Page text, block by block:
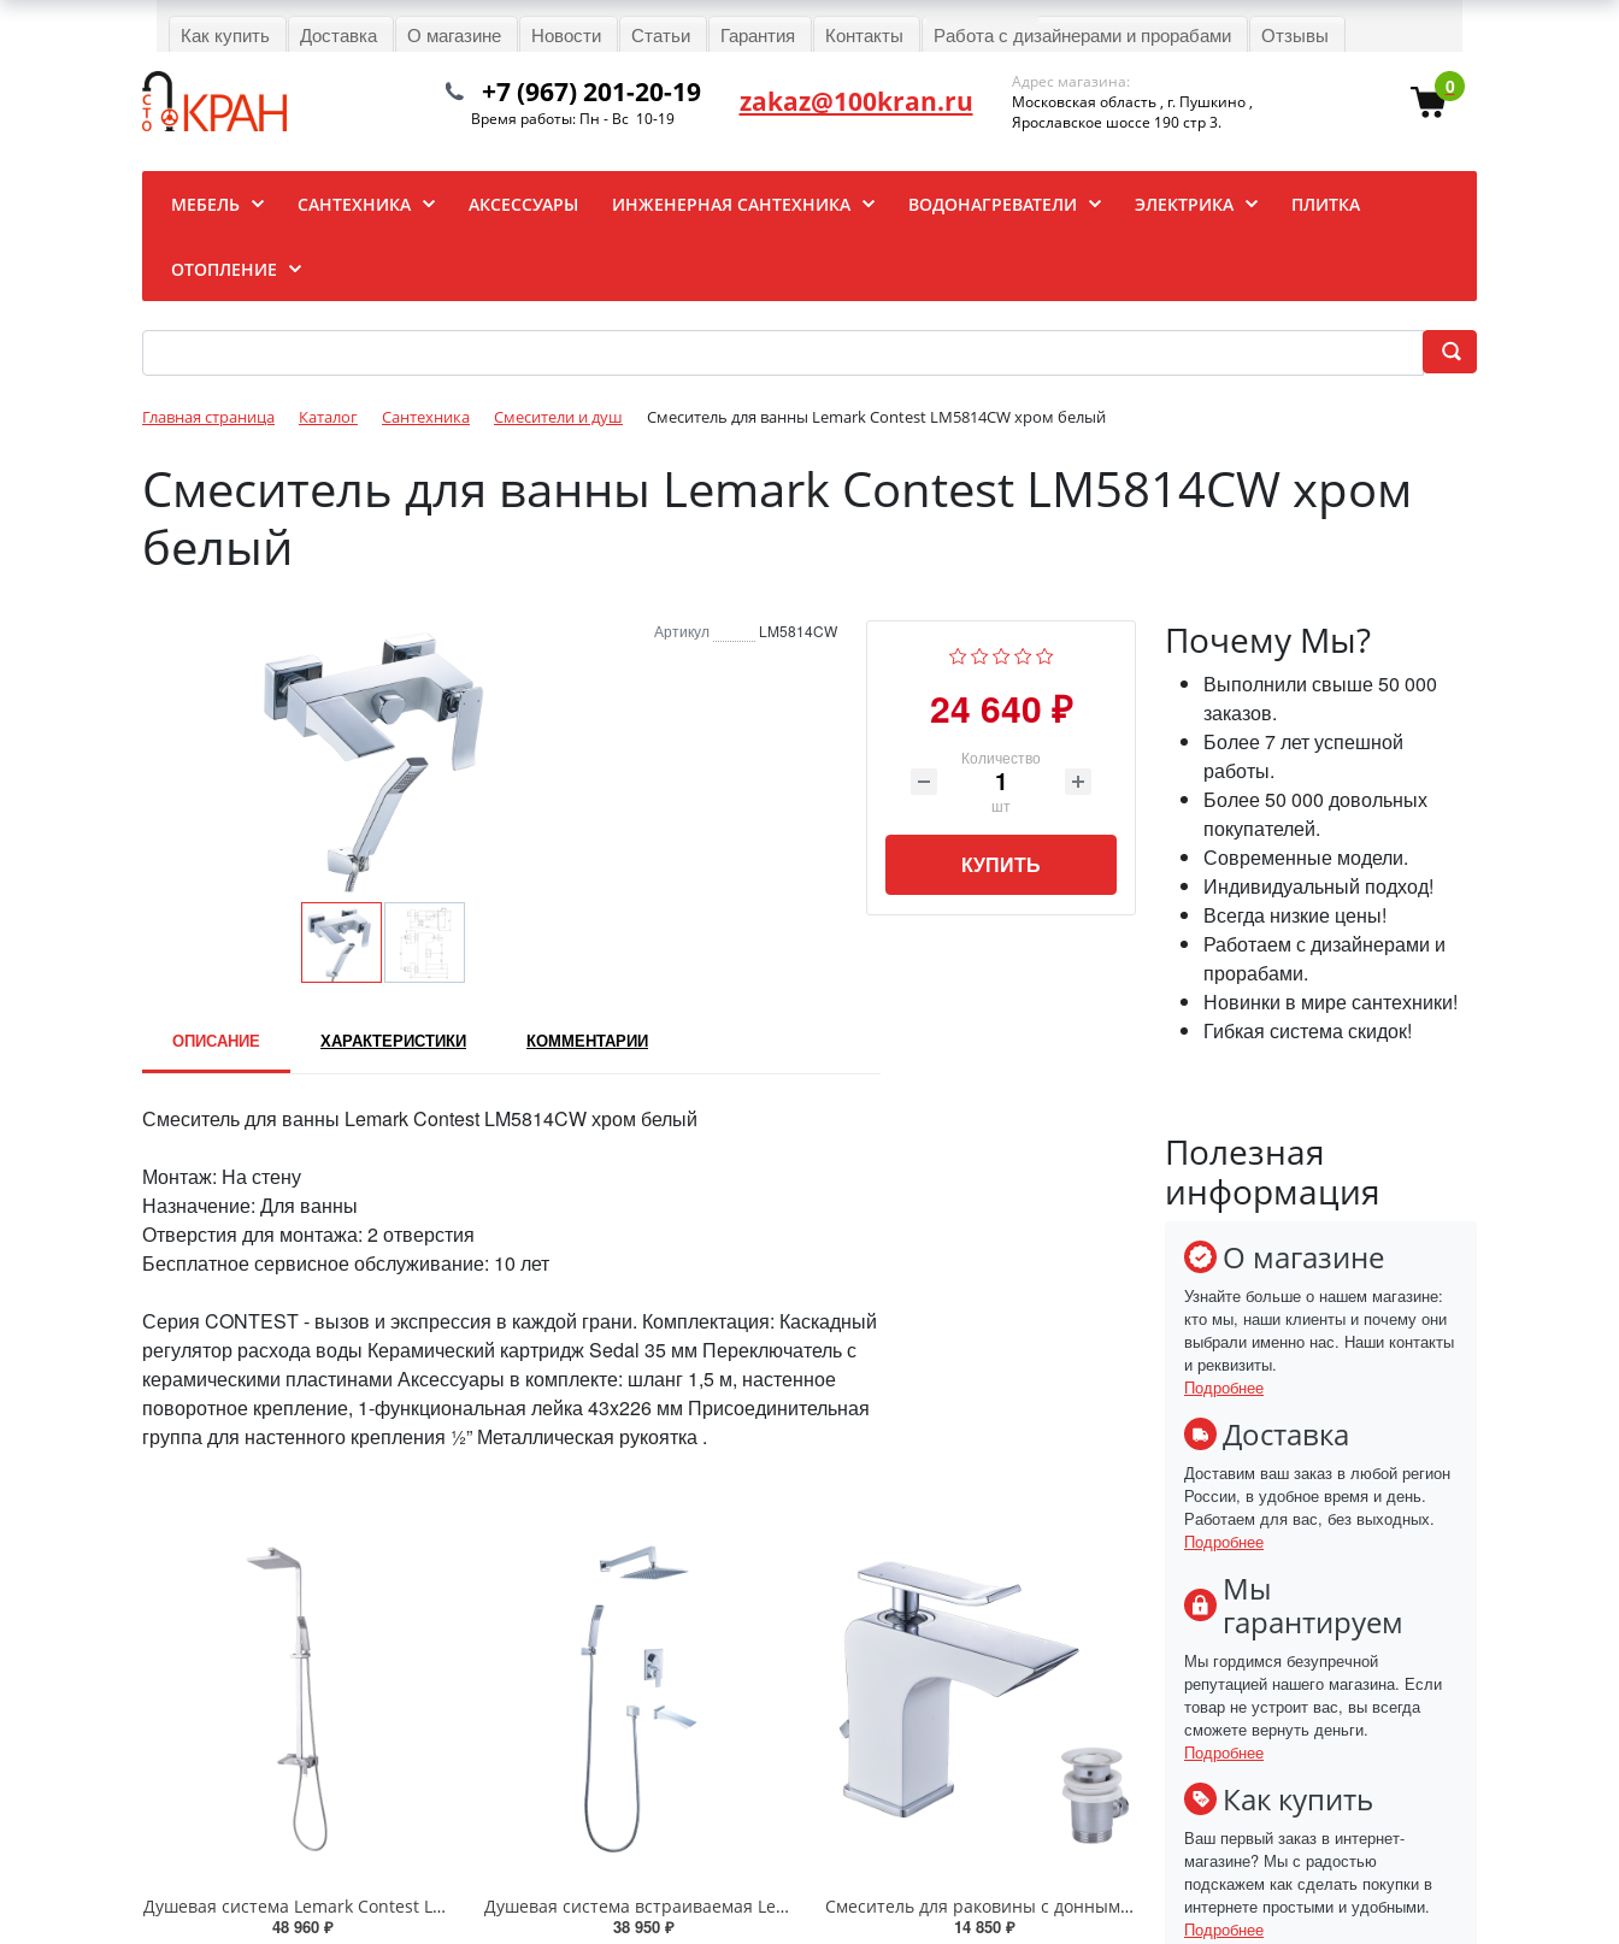
Как купить Доставка О магазине Новости Статьи Гарантия Контакты Работа с дизайнерами и прорабами Отзывы
0
+7 (967) 201-20-19
Время работы: Пн - Вс 10-19 zakaz@100kran.ru
Адрес магазина:
Московская область , г. Пушкино ,
Ярославское шоссе 190 стр 3.
МЕБЕЛЬ САНТЕХНИКА АКСЕССУАРЫ ИНЖЕНЕРНАЯ САНТЕХНИКА ВОДОНАГРЕВАТЕЛИ ЭЛЕКТРИКА ПЛИТКА
ОТОПЛЕНИЕ
Главная страница Каталог Сантехника Смесители и душ Смеситель для ванны Lemark Contest LM5814CW хром белый
Смеситель для ванны Lemark Contest LM5814CW хром
белый
Артикул LM5814CW
24 640 ₽
Количество
шт
КУПИТЬ
ОПИСАНИЕ ХАРАКТЕРИСТИКИ КОММЕНТАРИИ
Смеситель для ванны Lemark Contest LM5814CW хром белый
Монтаж: На стену
Назначение: Для ванны
Отверстия для монтажа: 2 отверстия
Бесплатное сервисное обслуживание: 10 лет
Серия CONTEST - вызов и экспрессия в каждой грани. Комплектация: Каскадный
регулятор расхода воды Керамический картридж Sedal 35 мм Переключатель с
керамическими пластинами Аксессуары в комплекте: шланг 1,5 м, настенное
поворотное крепление, 1-функциональная лейка 43x226 мм Присоединительная
группа для настенного крепления ½” Металлическая рукоятка .
Душевая система Lemark Contest LM5862CW хром белый
48 960 ₽
Душевая система встраиваемая Lemark Contest LM5822CW хром белый
38 950 ₽
Смеситель для раковины с донным клапаном Lemark Contest LM5806CW хром белый
14 850 ₽
Почему Мы?
Выполнили свыше 50 000
заказов.
Более 7 лет успешной
работы.
Более 50 000 довольных
покупателей.
Современные модели.
Индивидуальный подход!
Всегда низкие цены!
Работаем с дизайнерами и
прорабами.
Новинки в мире сантехники!
Гибкая система скидок!
Полезная
информация
О магазине
Узнайте больше о нашем магазине:
кто мы, наши клиенты и почему они
выбрали именно нас. Наши контакты
и реквизиты.
Подробнее
Доставка
Доставим ваш заказ в любой регион
России, в удобное время и день.
Работаем для вас, без выходных.
Подробнее
Мы
гарантируем
Мы гордимся безупречной
репутацией нашего магазина. Если
товар не устроит вас, вы всегда
сможете вернуть деньги.
Подробнее
Как купить
Ваш первый заказ в интернет-
магазине? Мы с радостью
подскажем как сделать покупки в
интернете простыми и удобными.
Подробнее